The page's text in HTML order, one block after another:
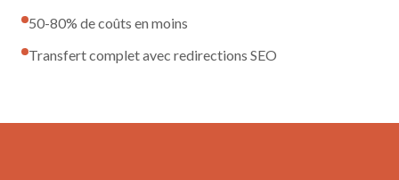
50-80% de coûts en moins
Transfert complet avec redirections SEO